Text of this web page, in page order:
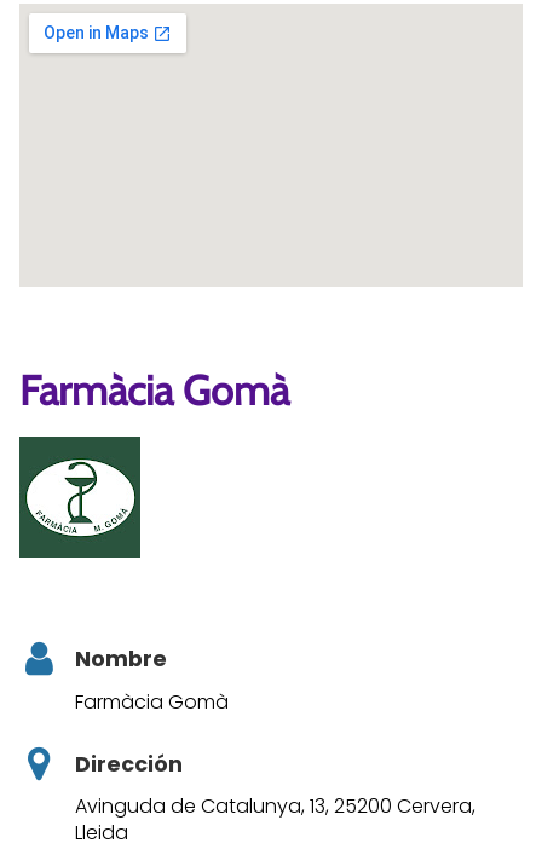
Farmàcia Gomà
Nombre
Farmàcia Gomà
Dirección
Avinguda de Catalunya, 13, 25200 Cervera,
Lleida